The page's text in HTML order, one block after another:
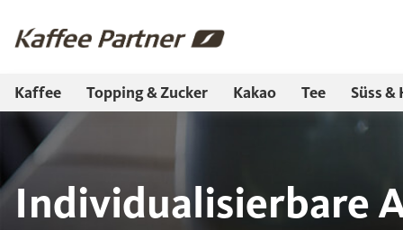
Kaffee Topping & Zucker Kakao Tee Süss
Individualisierbare